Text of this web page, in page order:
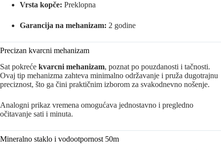
Vrsta kopče: Preklopna
Garancija na mehanizam: 2 godine
Precizan kvarcni mehanizam
Sat pokreće kvarcni mehanizam, poznat po pouzdanosti i tačnosti.
Ovaj tip mehanizma zahteva minimalno održavanje i pruža dugotrajnu
preciznost, što ga čini praktičnim izborom za svakodnevno nošenje.
Analogni prikaz vremena omogućava jednostavno i pregledno
očitavanje sati i minuta.
Mineralno staklo i vodootpornost 50m